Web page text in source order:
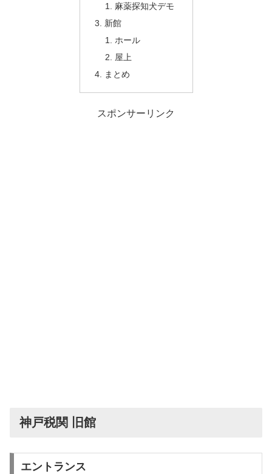
麻薬探知犬デモ
新館
ホール
屋上
まとめ
スポンサーリンク
神戸税関 旧館
エントランス